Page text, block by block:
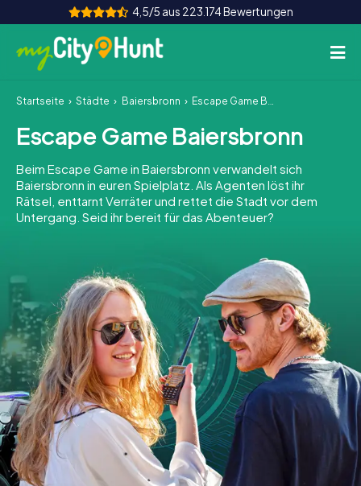
4,5/5 aus 223.174 Bewertungen
So funktioniert's
Städte
Touren
Teamevent
INT AT CH
DE
ES
FR UK
IE
IT
NL
Tickets buchen
Gutscheine bestellen
Startseite Städte Baiersbronn Escape Game Baiersbronn
Escape Game Baiersbronn
Beim Escape Game in Baiersbronn verwandelt sich
Baiersbronn in euren Spielplatz. Als Agenten löst ihr
Rätsel, enttarnt Verräter und rettet die Stadt vor dem
Untergang. Seid ihr bereit für das Abenteuer?